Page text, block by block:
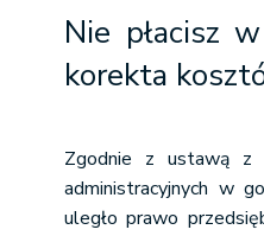
Nie płacisz
korekta
Zgodnie z ustawą z
administracyjnych w
uległo prawo